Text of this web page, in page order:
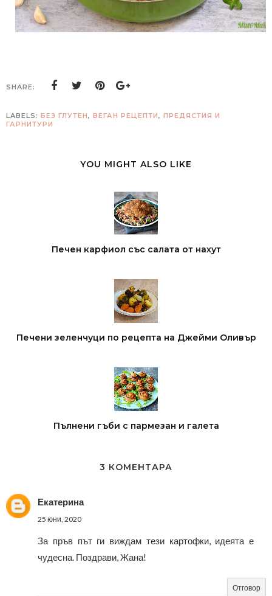
SHARE:
LABELS: БЕЗ ГЛУТЕН, ВЕГАН РЕЦЕПТИ, ПРЕДЯСТИЯ И
ГАРНИТУРИ
YOU MIGHT ALSO LIKE
Печен карфиол със салата от нахут
Печени зеленчуци по рецепта на Джейми Оливър
Пълнени гъби с пармезан и галета
3 КОМЕНТАРА
Екатерина
25 юни, 2020
За пръв път ги виждам тези картофки, идеята е
чудесна. Поздрави, Жана!
Отговор